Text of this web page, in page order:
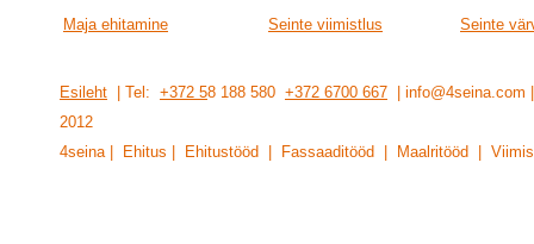
Maja ehitamine
Seinte viimistlus Seinte
Esileht | Tel: +372 58 188 580 +372 6700 667 |
201 2
4seina | Ehitus | Ehitustööd | Fassaaditööd | Maalritööd |